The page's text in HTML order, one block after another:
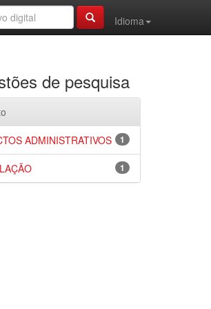
Idioma
de pesquisa
1
ADMINISTRATIVOS
1